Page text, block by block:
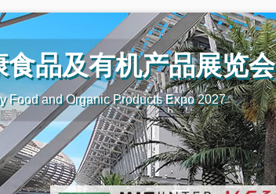
品及有机产品展览会
Food and Organic Products Expo 2027